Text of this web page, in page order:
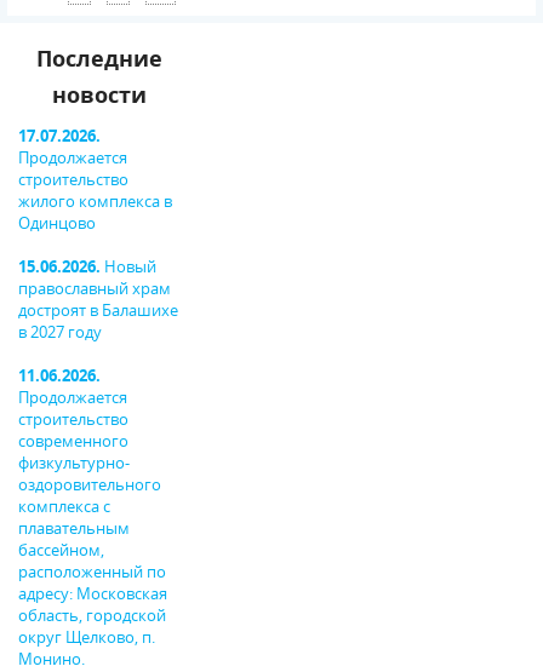
Последние
новости
17.07.2026.
Продолжается
строительство
жилого комплекса в
Одинцово
15.06.2026. Новый
православный храм
достроят в Балашихе
в 2027 году
11.06.2026.
Продолжается
строительство
современного
физкультурно-
оздоровительного
комплекса с
плавательным
бассейном,
расположенный по
адресу: Московская
область, городской
округ Щелково, п.
Монино.